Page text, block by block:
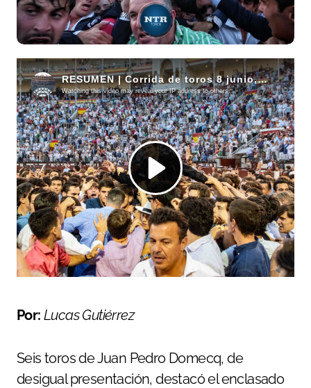
Por: Lucas Gutiérrez
Seis toros de Juan Pedro Domecq, de
desigual presentación, destacó el enclasado